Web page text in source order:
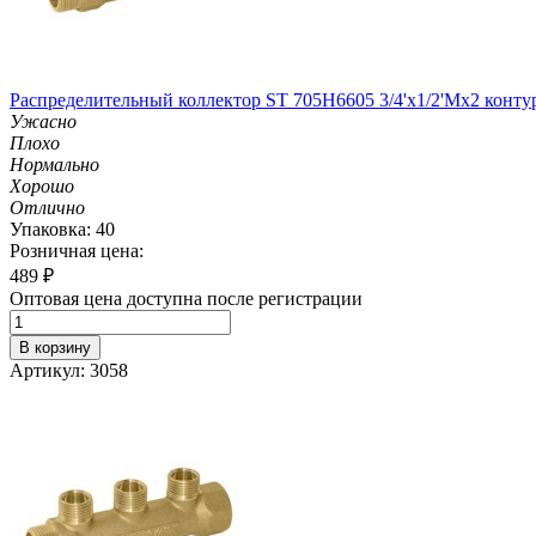
Распределительный коллектор ST 705H6605 3/4'х1/2'Мх2
Ужасно
Плохо
Нормально
Хорошо
Отлично
Упаковка: 40
Розничная цена:
489 ₽
Оптовая цена доступна после регистрации
В корзину
Артикул: 3058